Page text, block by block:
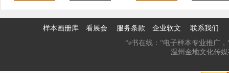
样本画册库 看展会 服务条款 企业软文
联系我们
“e书在线：“电子样本专业推广，
温州金地文化传